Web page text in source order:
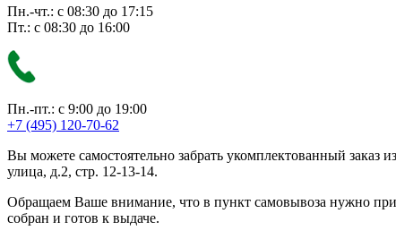
Пн.-чт.: с 08:30 до 17:15
Пт.: с 08:30 до 16:00
Пн.-пт.: с 9:00 до 19:00
+7 (495) 120-70-62
Вы можете самостоятельно забрать укомплектованный
улица, д.2, стр. 12-13-14.
Обращаем Ваше внимание, что в пункт самовывоза нужно
собран и готов к выдаче.